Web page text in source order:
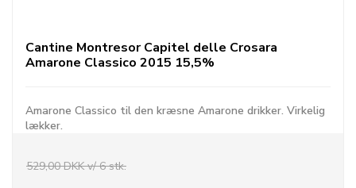
Cantine Montresor Capitel delle Crosara
Amarone Classico 2015 15,5%
Amarone Classico til den kræsne Amarone drikker. Virkelig
lækker.
529,00 DKK v/ 6 stk.